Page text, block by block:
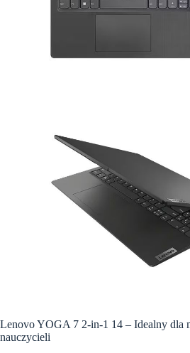
Lenovo YOGA 7 2-in-1 14 – Idealny dla
nauczycieli